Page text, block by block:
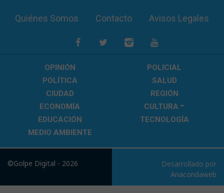
Quiénes Somos Contacto Avisos Legales
OPINIÓN
POLICIAL
POLÍTICA
SALUD
CIUDAD
REGIÓN
ECONOMÍA
CULTURA
EDUCACIÓN
TECNOLOGÍA
MEDIO AMBIENTE
©Golpe Digital - 2026
Desarrollado por
Anacondaweb